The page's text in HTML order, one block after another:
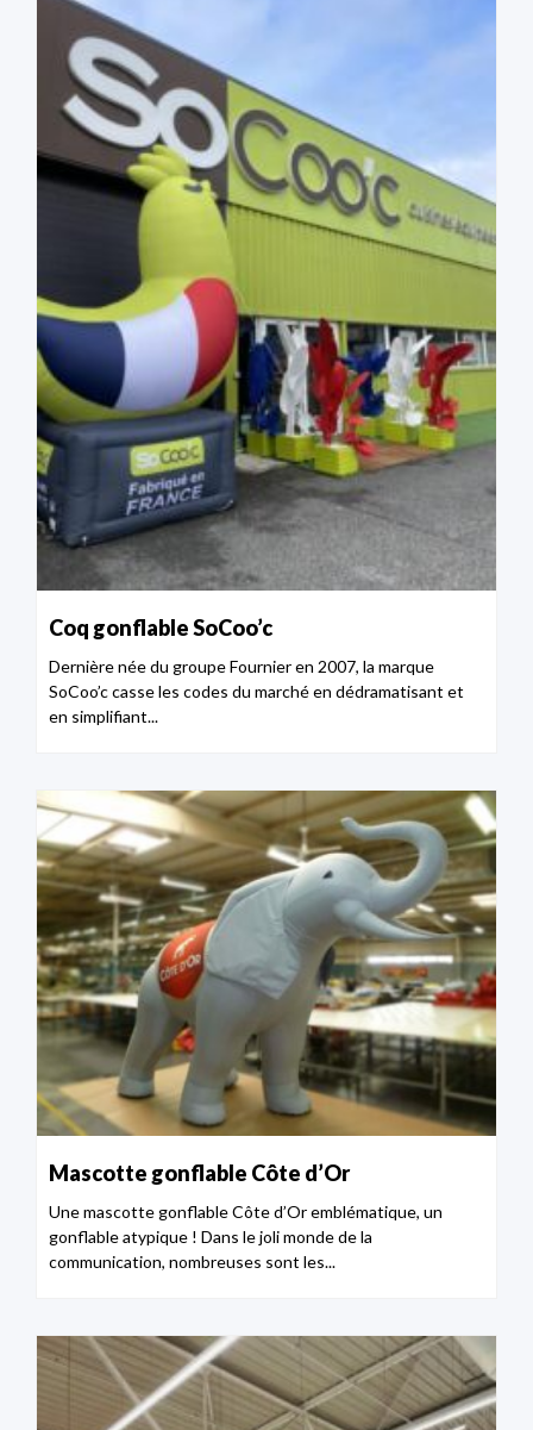
Coq gonflable SoCoo’c
Dernière née du groupe Fournier en 2007, la marque
SoCoo’c casse les codes du marché en dédramatisant et
en simplifiant...
Mascotte gonflable Côte d’Or
Une mascotte gonflable Côte d’Or emblématique, un
gonflable atypique ! Dans le joli monde de la
communication, nombreuses sont les...